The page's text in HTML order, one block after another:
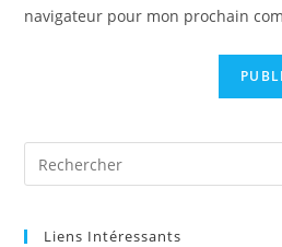
(facultatif)
navigateur pour mon prochain
Liens Intéressants